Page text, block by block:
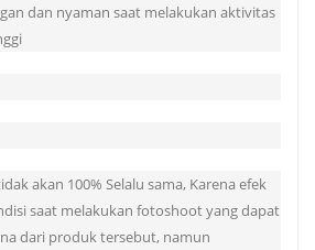
dan nyaman saat melakukan aktivitas
akan 100% Selalu sama, Karena efek
saat melakukan fotoshoot yang dapat
dari produk tersebut, namun